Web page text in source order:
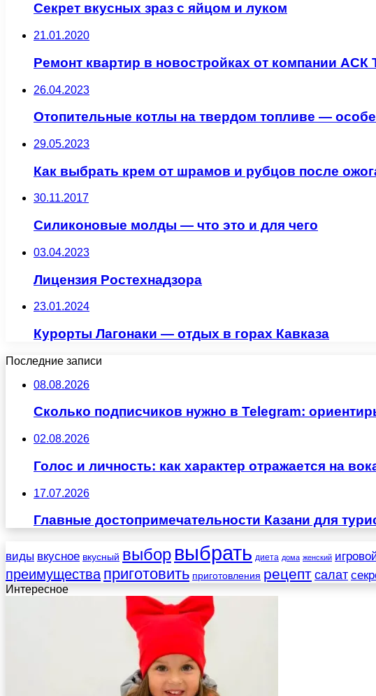
Секрет вкусных зраз с яйцом и луком
21.01.2020
Ремонт квартир в новостройках от компании АСК
26.04.2023
Отопительные котлы на твердом топливе —
29.05.2023
Как выбрать крем от шрамов и рубцов после
30.11.2017
Силиконовые молды — что это и для чего
03.04.2023
Лицензия Ростехнадзора
23.01.2024
Курорты Лагонаки — отдых в горах Кавказа
Последние записи
08.08.2026
Сколько подписчиков нужно в Telegram:
02.08.2026
Голос и личность: как характер отражается на
17.07.2026
Главные достопримечательности Казани для
виды вкусное вкусный выбор выбрать диета дома женский
преимущества приготовить приготовления рецепт салат
Интересное